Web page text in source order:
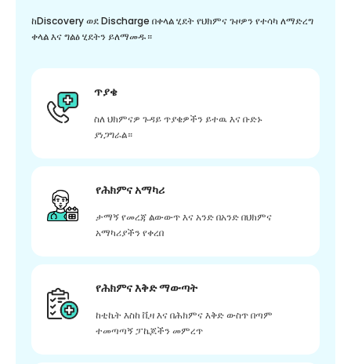
ከDiscovery ወደ Discharge በቀላል ሂደት የህክምና ጉዞዎን የተሳካ ለማድረግ
ቀላል እና ግልፅ ሂደትን ይለማመዱ።
ጥያቄ
ስለ ህክምናዎ ጉዳይ ጥያቄዎችን ይተዉ እና ቡድኑ
ያነጋግራል።
የሕክምና አማካሪ
ታማኝ የመረጃ ልውውጥ እና አንድ በአንድ በህክምና
አማካሪያችን የቀረበ
የሕክምና እቅድ ማውጣት
ከቲኬት እስከ ቪዛ እና በሕክምና እቅድ ውስጥ በጣም
ተመጣጣኝ ፓኬጆችን መምረጥ